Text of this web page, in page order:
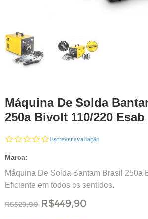
Máquina De Solda
250a Bivolt 110/220 Esab
0.0
Escrever avaliação
Marca:
Máquina De Solda Bantam Brasil 250a
Eficiente em todos os sentidos.
R$529,90 R$449,90